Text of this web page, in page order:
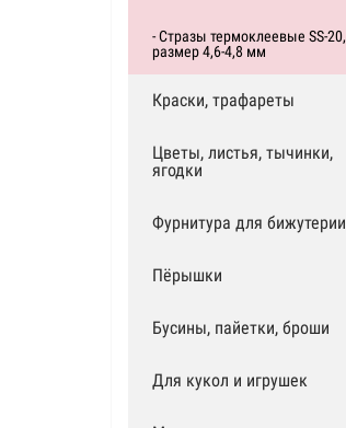
- Стразы термоклеевые SS-20,
размер 4,6-4,8 мм
Краски, трафареты
Цветы, листья, тычинки,
ягодки
Фурнитура для бижутерии
Пёрышки
Бусины, пайетки, броши
Для кукол и игрушек